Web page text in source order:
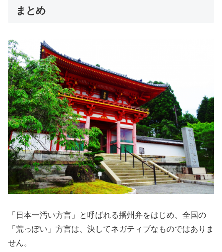
まとめ
「日本一汚い方言」と呼ばれる播州弁をはじめ、全国の
「荒っぽい」方言は、決してネガティブなものではありま
せん。